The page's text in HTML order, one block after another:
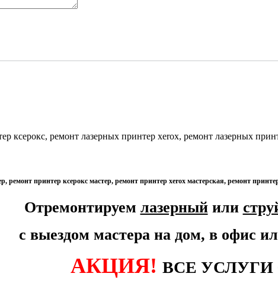
Отремонтируем лазерныйили
с выездом мастера на дом, в офис
АКЦИЯ! ВСЕ УСЛУГИ